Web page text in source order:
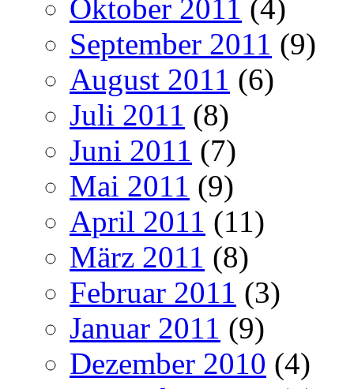
Oktober 2011 (4)
September 2011 (9)
August 2011 (6)
Juli 2011 (8)
Juni 2011 (7)
Mai 2011 (9)
April 2011 (11)
März 2011 (8)
Februar 2011 (3)
Januar 2011 (9)
Dezember 2010 (4)